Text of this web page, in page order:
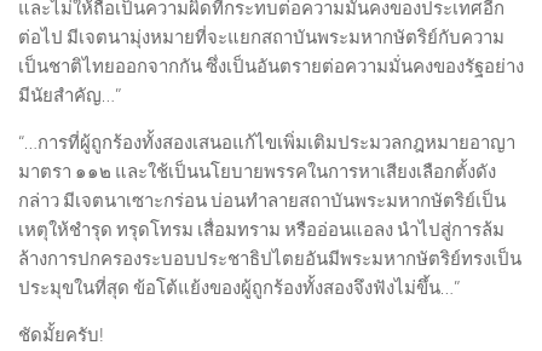
และไม่ให้ถือเป็นความผิดที่กระทบต่อความมั่นคงของประเทศอีก
ต่อไป มีเจตนามุ่งหมายที่จะแยกสถาบันพระมหากษัตริย์กับความ
เป็นชาติไทยออกจากกัน ซึ่งเป็นอันตรายต่อความมั่นคงของรัฐอย่าง
มีนัยสำคัญ…”
“…การที่ผู้ถูกร้องทั้งสองเสนอแก้ไขเพิ่มเติมประมวลกฎหมายอาญา
มาตรา ๑๑๒ และใช้เป็นนโยบายพรรคในการหาเสียงเลือกตั้งดัง
กล่าว มีเจตนาเซาะกร่อน บ่อนทำลายสถาบันพระมหากษัตริย์เป็น
เหตุให้ชำรุด ทรุดโทรม เสื่อมทราม หรืออ่อนแอลง นำไปสู่การล้ม
ล้างการปกครองระบอบประชาธิปไตยอันมีพระมหากษัตริย์ทรงเป็น
ประมุขในที่สุด ข้อโต้แย้งของผู้ถูกร้องทั้งสองจึงฟังไม่ขึ้น…”
ชัดมั้ยครับ!